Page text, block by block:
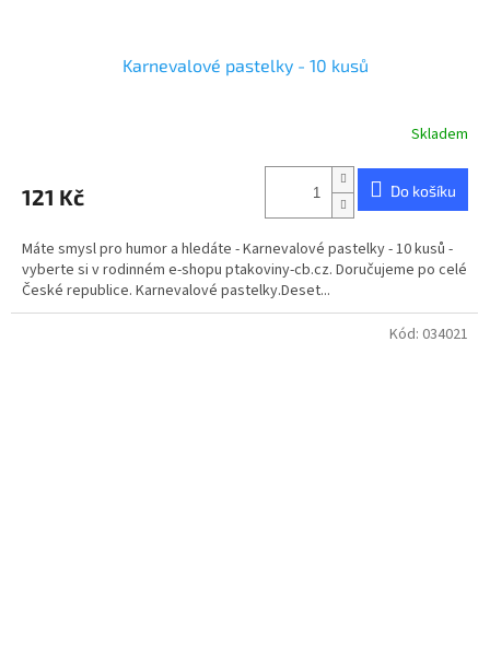
Karnevalové pastelky - 10 kusů
Skladem
121 Kč Do košíku
Máte smysl pro humor a hledáte - Karnevalové pastelky - 10 kusů -
vyberte si v rodinném e-shopu ptakoviny-cb.cz. Doručujeme po celé
České republice. Karnevalové pastelky.Deset...
Kód: 034021